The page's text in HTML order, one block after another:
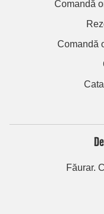
Comandă
Comandă
Făurar.